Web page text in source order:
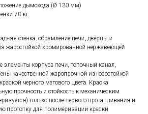
дымохода (Ø 130 мм)
70 кг.
стенка, обрамление печи, дверцы и
жаростойкой хромированной нержавеющей
элементы корпуса печи, топочный канал,
качественной жаропрочной износостойкой
черного матового цвета. Краска
прочность и стойкость к механическим
только после первого протапливания и
протопку для полимеризации краски